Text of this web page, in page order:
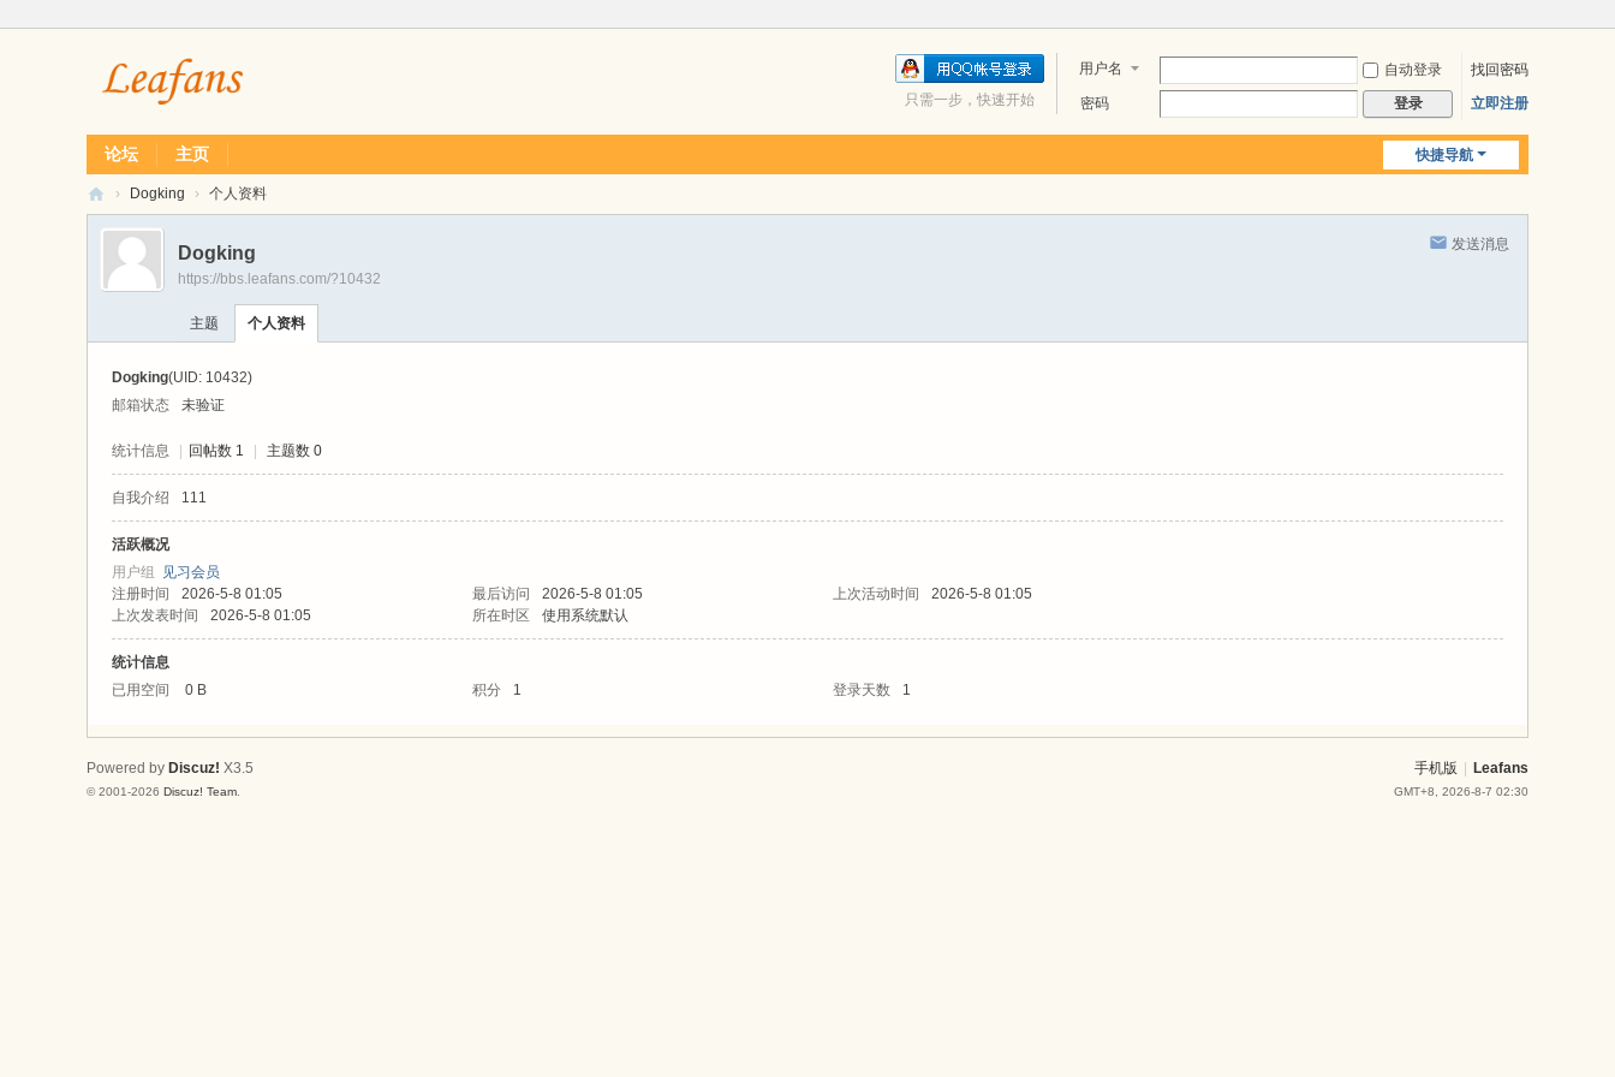
用户名 自动登录
找回密码
密码
登录 立即注册
只需一步，快速开始
快捷导航
论坛 主页
L
› Dogking › 个人资料
发送消息
Dogking
https://bbs.leafans.com/?10432
主题 个人资料
Dogking(UID: 10432)
邮箱状态
未验证
统计信息 回帖数 1 主题数 0
自我介绍 111
活跃概况
用户组
见习会员
注册时间
2026-5-8 01:05 最后访问 2026-5-8 01:05 上次活动时间
2026-5-8 01:05
上次发表时间
2026-5-8 01:05 所在时区 使用系统默认
统计信息
已用空间
0 B 积分 1 登录天数 1
手机版 Leafans
GMT+8, 2026-8-7 02:30
Powered by Discuz! X3.5
© 2001-2026 Discuz! Team